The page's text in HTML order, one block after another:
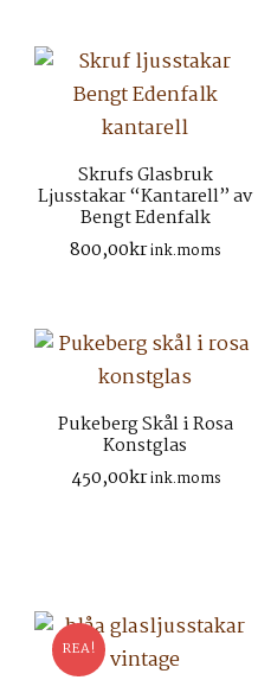
Skrufs Glasbruk
Ljusstakar “Kantarell” av
Bengt Edenfalk
800,00krink.moms
Pukeberg Skål i Rosa
Konstglas
450,00krink.moms
REA!